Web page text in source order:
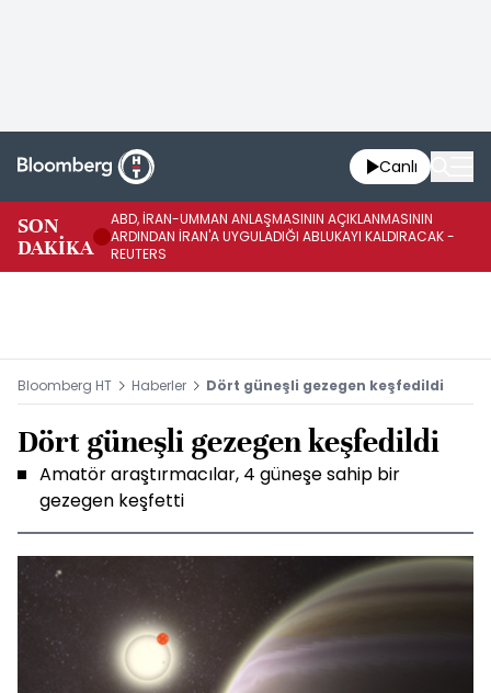
Canlı
SON
DAKİKA
ABD, İRAN-UMMAN ANLAŞMASININ AÇIKLANMASININ
ARDINDAN İRAN'A UYGULADIĞI ABLUKAYI KALDIRACAK -
REUTERS
Bloomberg HT Haberler Dört güneşli gezegen keşfedildi
Dört güneşli gezegen keşfedildi
Amatör araştırmacılar, 4 güneşe sahip bir
gezegen keşfetti